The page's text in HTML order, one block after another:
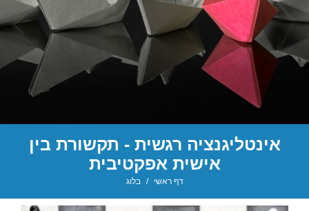
אינטליגנציה רגשית - תקשורת בין
אישית אפקטיבית
דף ראשי / בלוג